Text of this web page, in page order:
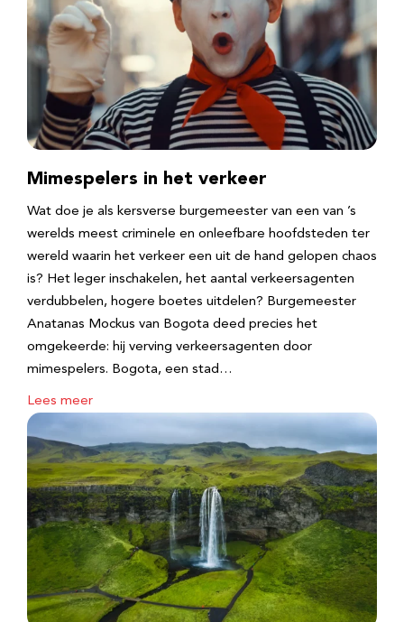
Mimespelers in het verkeer
Wat doe je als kersverse burgemeester van een van ’s
werelds meest criminele en onleefbare hoofdsteden ter
wereld waarin het verkeer een uit de hand gelopen chaos
is? Het leger inschakelen, het aantal verkeersagenten
verdubbelen, hogere boetes uitdelen? Burgemeester
Anatanas Mockus van Bogota deed precies het
omgekeerde: hij verving verkeersagenten door
mimespelers. Bogota, een stad…
Lees meer